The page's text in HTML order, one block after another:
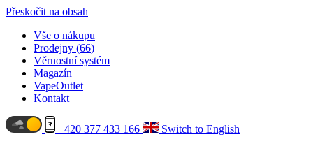
Přeskočit na obsah
Vše o nákupu
Prodejny (66)
Věrnostní systém
Magazín
VapeOutlet
Kontakt
+420 377 433 166
Switch to English